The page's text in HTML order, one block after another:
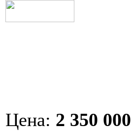
Цена: 2 350 000